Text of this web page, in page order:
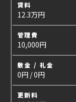
賃料
12.3万円
管理費
10,000円
敷金 / 礼金
0円 / 0円
更新料